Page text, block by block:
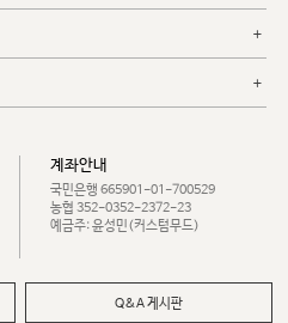
계좌안내
국민은행 665901-01-700529
농협 352-0352-2372-23
예금주: 윤성민(커스텀무드)
Q&A 게시판